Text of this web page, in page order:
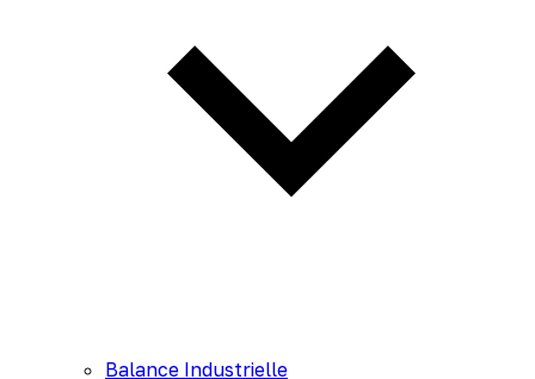
Balance Industrielle